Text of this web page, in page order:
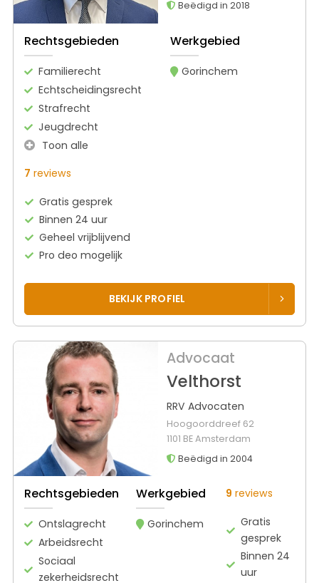
Beëdigd in 2018
Rechtsgebieden
Familierecht
Echtscheidingsrecht
Strafrecht
Jeugdrecht
Toon alle
Werkgebied
Gorinchem
7 reviews
Gratis gesprek
Binnen 24 uur
Geheel vrijblijvend
Pro deo mogelijk
BEKIJK PROFIEL
Advocaat
Velthorst
RRV Advocaten
Hoogoorddreef 62
1101 BE Amsterdam
Beëdigd in 2004
Rechtsgebieden
Ontslagrecht
Arbeidsrecht
Sociaal
zekerheidsrecht
Werkgebied
Gorinchem
9 reviews
Gratis
gesprek
Binnen 24
uur